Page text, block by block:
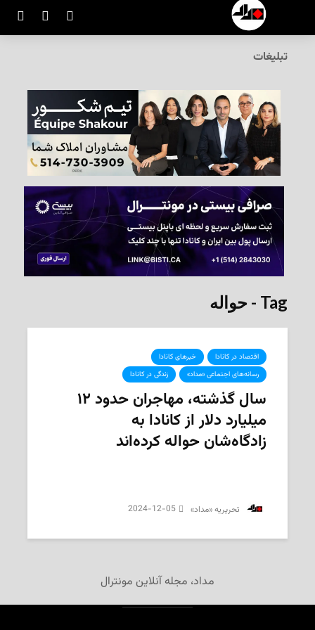
تبلیغات
Tag - حواله
اقتصاد در کانادا
خبرهای کانادا
رسانه‌های اجتماعی «مداد»
زندگی در کانادا
سال گذشته، مهاجران حدود ۱۲
میلیارد دلار از کانادا به
زادگاه‌شان حواله کرده‌اند
‌ تحریریه «مداد» 2024-12-05
مداد، مجله آنلاین مونترال